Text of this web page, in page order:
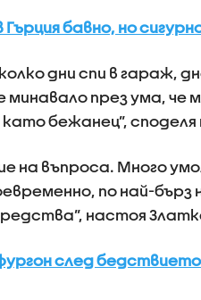
бавно, но
дни спи в гараж,
минавало през ума,
бежанец”,
на въпроса. Много
по най-бърз
настоя
след